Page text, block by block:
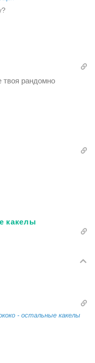
твоя рандомно
какелы
- остальные какелы